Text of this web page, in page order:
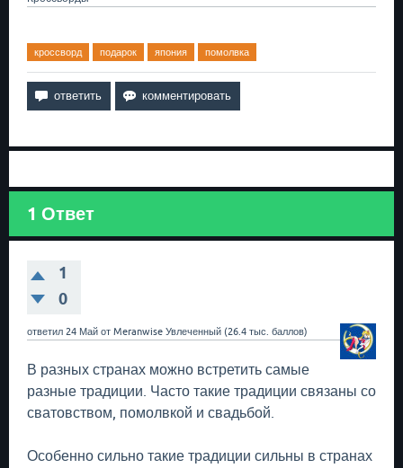
кроссворд подарок япония помолвка
1 Ответ
1
0
ответил 24 Май от Meranwise Увлеченный (26.4 тыс. баллов)
В разных странах можно встретить самые
разные традиции. Часто такие традиции связаны со
сватовством, помолвкой и свадьбой.
Особенно сильно такие традиции сильны в странах